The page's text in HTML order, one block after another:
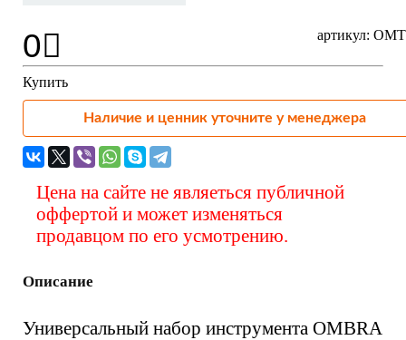
артикул:
0
Купить
Наличие и ценник уточните у менеджера
Цена на сайте не являеться публичной
оффертой и может изменяться
продавцом по его усмотрению.
Описание
Универсальный набор инструмента OMBRA